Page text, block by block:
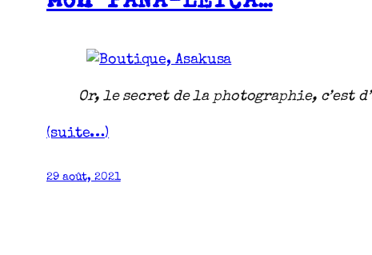
Or, le secret de la photographie, c’est
(suite…)
29 août, 2021